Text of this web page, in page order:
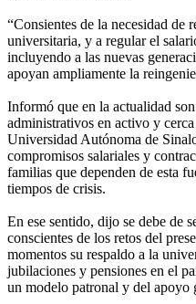
“Consientes de la necesidad de
universitaria, y a regular el
incluyendo a las nuevas
apoyan ampliamente la
Informó que en la actualidad
administrativos en activo y
Universidad Autónoma de
compromisos salariales y
familias que dependen de esta
tiempos de crisis.
En ese sentido, dijo se debe de
conscientes de los retos del
momentos su respaldo a la
jubilaciones y pensiones en el
un modelo patronal y del apoyo